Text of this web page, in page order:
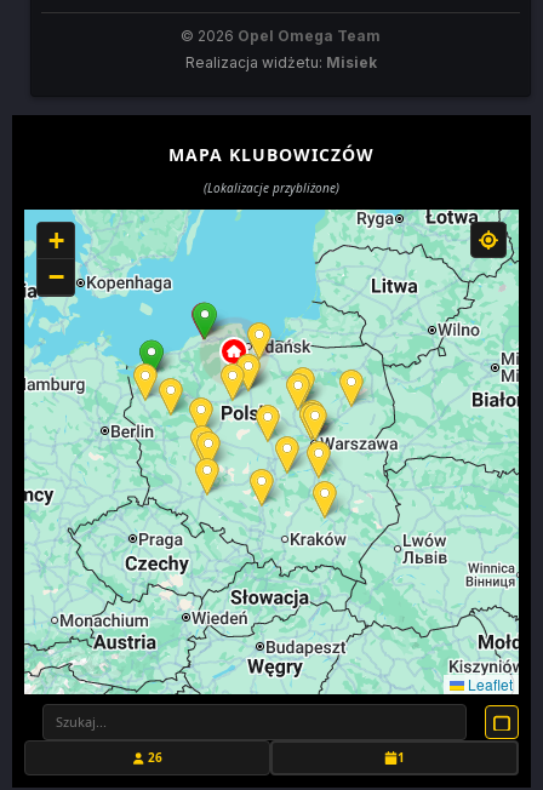
© 2026 Opel Omega Team
Realizacja widżetu: Misiek
MAPA KLUBOWICZÓW
(Lokalizacje przybliżone)
+
−
Leaflet
26 1